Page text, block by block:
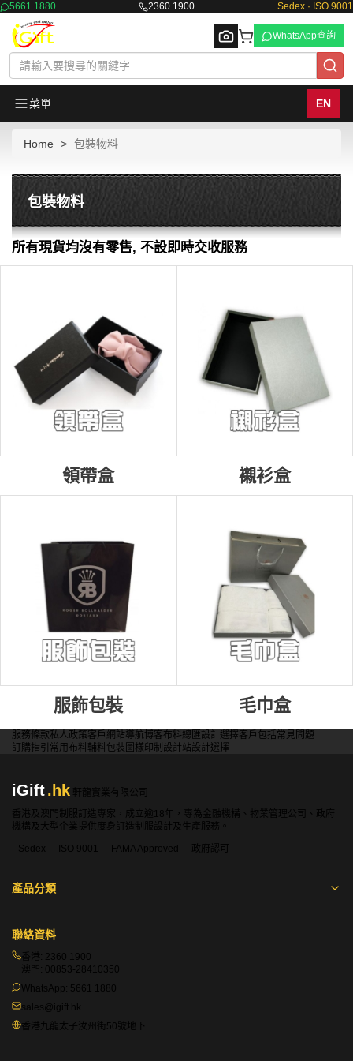
5661 1880 2360 1900 Sedex · ISO 9001
WhatsApp查詢
菜單 EN
Home 包裝物料
包裝物料
所有現貨均沒有零售, 不設即時交收服務
領帶盒 襯衫盒
服飾包裝 毛巾盒
服務條款私人政策客戶 網站導航博客布料總匯設計選擇客戶包括常見問題
訂購指引 常用布料輔料包裝 圖樣印制 設計站設計選擇
iGift.hk
軒龍實業有限公司
香港及澳門制服訂造專家，成立逾18年，專為金融機構、物業管理公司、政府
機構及大型企業提供度身訂造制服設計及生產服務。
Sedex
ISO 9001 FAMA Approved 政府認可
產品分類
聯絡資料
香港: 2360 1900
澳門: 00853-28410350
WhatsApp: 5661 1880
sales@igift.hk
香港九龍太子汝州街50號地下